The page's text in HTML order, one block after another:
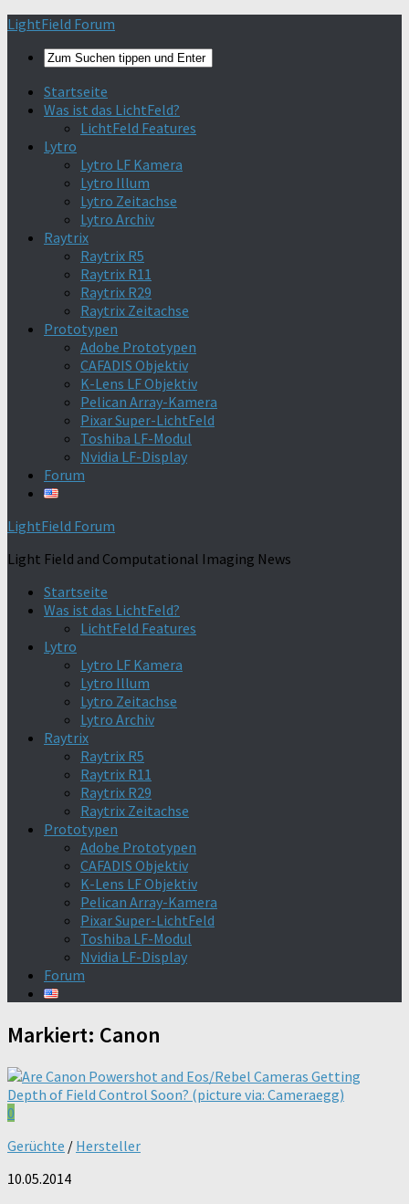
LightField Forum
Startseite
Was ist das LichtFeld?
LichtFeld Features
Lytro
Lytro LF Kamera
Lytro Illum
Lytro Zeitachse
Lytro Archiv
Raytrix
Raytrix R5
Raytrix R11
Raytrix R29
Raytrix Zeitachse
Prototypen
Adobe Prototypen
CAFADIS Objektiv
K-Lens LF Objektiv
Pelican Array-Kamera
Pixar Super-LichtFeld
Toshiba LF-Modul
Nvidia LF-Display
Forum
LightField Forum
Light Field and Computational Imaging News
Startseite
Was ist das LichtFeld?
LichtFeld Features
Lytro
Lytro LF Kamera
Lytro Illum
Lytro Zeitachse
Lytro Archiv
Raytrix
Raytrix R5
Raytrix R11
Raytrix R29
Raytrix Zeitachse
Prototypen
Adobe Prototypen
CAFADIS Objektiv
K-Lens LF Objektiv
Pelican Array-Kamera
Pixar Super-LichtFeld
Toshiba LF-Modul
Nvidia LF-Display
Forum
Markiert: Canon
0
Gerüchte / Hersteller
10.05.2014
Find out more. Okay, thanks